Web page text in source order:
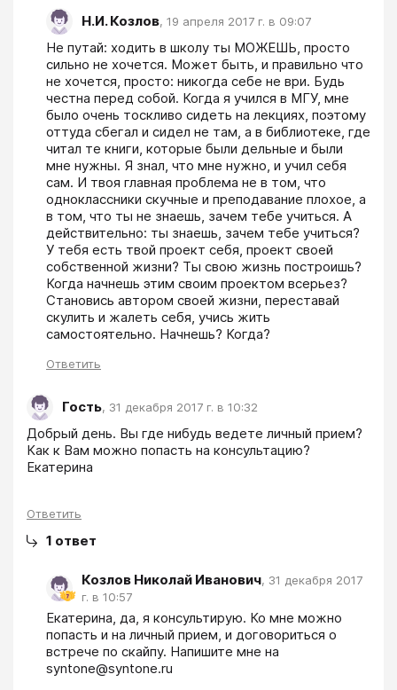
Н.И. Козлов, 19 апреля 2017 г. в 09:07
Не путай: ходить в школу ты МОЖЕШЬ, просто
сильно не хочется. Может быть, и правильно что
не хочется, просто: никогда себе не ври. Будь
честна перед собой. Когда я учился в МГУ, мне
было очень тоскливо сидеть на лекциях, поэтому
оттуда сбегал и сидел не там, а в библиотеке, где
читал те книги, которые были дельные и были
мне нужны. Я знал, что мне нужно, и учил себя
сам. И твоя главная проблема не в том, что
одноклассники скучные и преподавание плохое, а
в том, что ты не знаешь, зачем тебе учиться. А
действительно: ты знаешь, зачем тебе учиться?
У тебя есть твой проект себя, проект своей
собственной жизни? Ты свою жизнь построишь?
Когда начнешь этим своим проектом всерьез?
Становись автором своей жизни, переставай
скулить и жалеть себя, учись жить
самостоятельно. Начнешь? Когда?
Ответить
Гость, 31 декабря 2017 г. в 10:32
Добрый день. Вы где нибудь ведете личный прием?
Как к Вам можно попасть на консультацию?
Екатерина
Ответить
1 ответ
Козлов Николай Иванович, 31 декабря 2017
г. в 10:57
Екатерина, да, я консультирую. Ко мне можно
попасть и на личный прием, и договориться о
встрече по скайпу. Напишите мне на
syntone@syntone.ru